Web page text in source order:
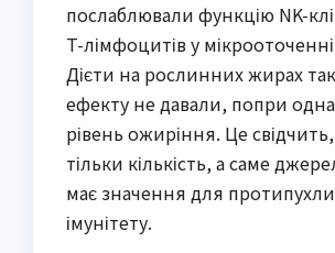
послаблювали функцію NK-
T-лімфоцитів у
Дієти на рослинних жирах
ефекту не давали, попри
рівень ожиріння. Це
тільки кількість, а саме
має значення для
імунітету.